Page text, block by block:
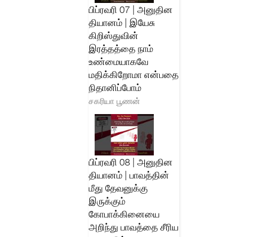
பிப்ரவரி 07 | அனுதின
தியானம் | இயேசு
கிறிஸ்துவின்
இரத்தத்தை நாம்
உண்மையாகவே
மதிக்கிறோமா என்பதை
நிதானிப்போம்
சகரியா பூணன்
பிப்ரவரி 08 | அனுதின
தியானம் | பாவத்தின்
மீது தேவனுக்கு
இருக்கும்
கோபாக்கினையை
அறிந்து பாவத்தை சீரிய